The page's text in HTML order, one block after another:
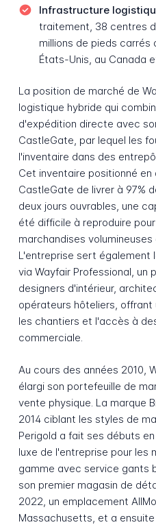
Infrastructure
traitement, 38 centres
millions de pieds
États-Unis, au Canada
La position de marché de
logistique hybride qui
d'expédition directe avec
CastleGate, par lequel les
l'inventaire dans des
Cet inventaire positionné
CastleGate de livrer à 97%
deux jours ouvrables, une
été difficile à reproduire
marchandises
L'entreprise sert également
via Wayfair Professional, un
designers d'intérieur,
opérateurs hôteliers, offrant
les chantiers et l'accès à
commerciale.
Au cours des années 2010,
élargi son portefeuille de
vente physique. La marque
2014 ciblant les styles de
Perigold a fait ses débuts
luxe de l'entreprise pour les
gamme avec service gants
son premier magasin de
2022, un emplacement
Massachusetts, et a